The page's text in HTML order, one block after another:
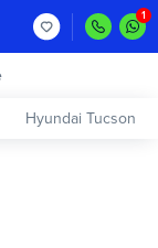
Hyundai Tucson